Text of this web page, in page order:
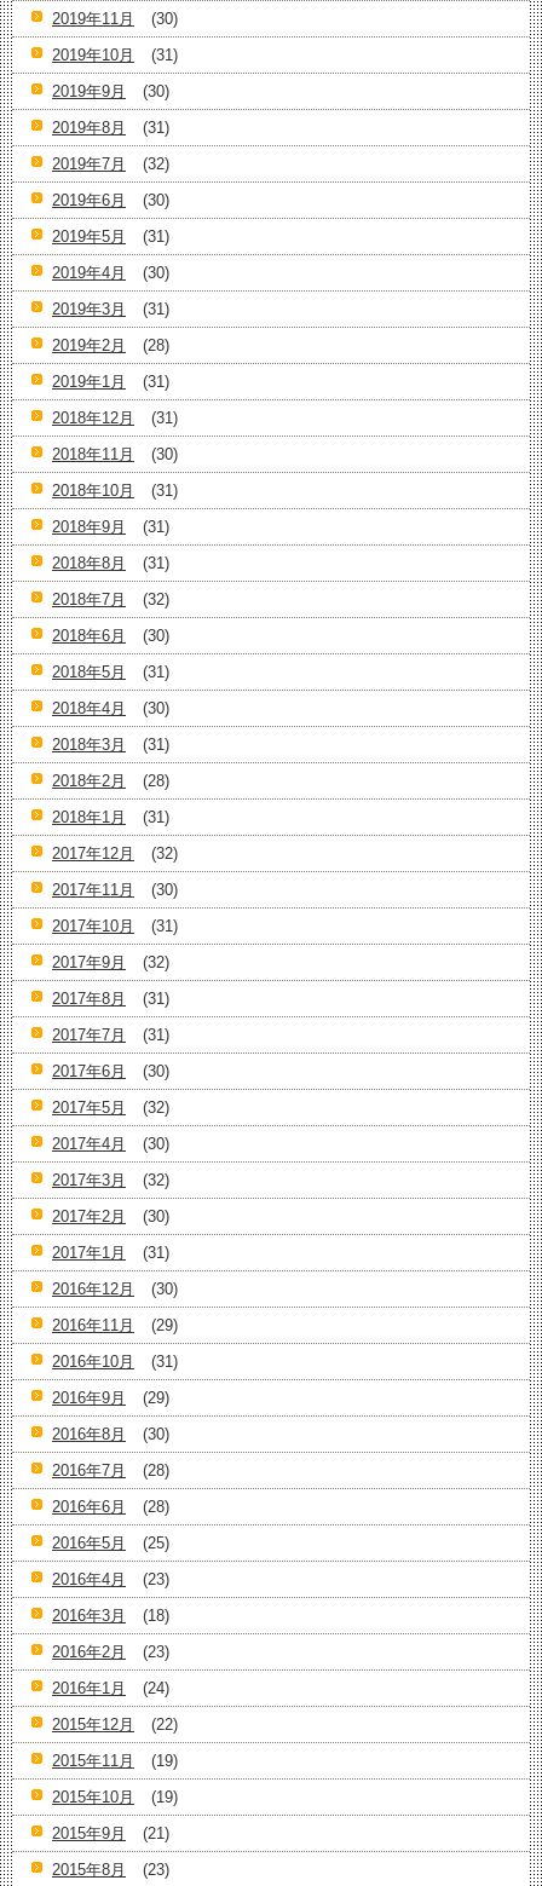
2019年11月
(30)
2019年10月
(31)
2019年9月
(30)
2019年8月
(31)
2019年7月
(32)
2019年6月
(30)
2019年5月
(31)
2019年4月
(30)
2019年3月
(31)
2019年2月
(28)
2019年1月
(31)
2018年12月
(31)
2018年11月
(30)
2018年10月
(31)
2018年9月
(31)
2018年8月
(31)
2018年7月
(32)
2018年6月
(30)
2018年5月
(31)
2018年4月
(30)
2018年3月
(31)
2018年2月
(28)
2018年1月
(31)
2017年12月
(32)
2017年11月
(30)
2017年10月
(31)
2017年9月
(32)
2017年8月
(31)
2017年7月
(31)
2017年6月
(30)
2017年5月
(32)
2017年4月
(30)
2017年3月
(32)
2017年2月
(30)
2017年1月
(31)
2016年12月
(30)
2016年11月
(29)
2016年10月
(31)
2016年9月
(29)
2016年8月
(30)
2016年7月
(28)
2016年6月
(28)
2016年5月
(25)
2016年4月
(23)
2016年3月
(18)
2016年2月
(23)
2016年1月
(24)
2015年12月
(22)
2015年11月
(19)
2015年10月
(19)
2015年9月
(21)
2015年8月
(23)